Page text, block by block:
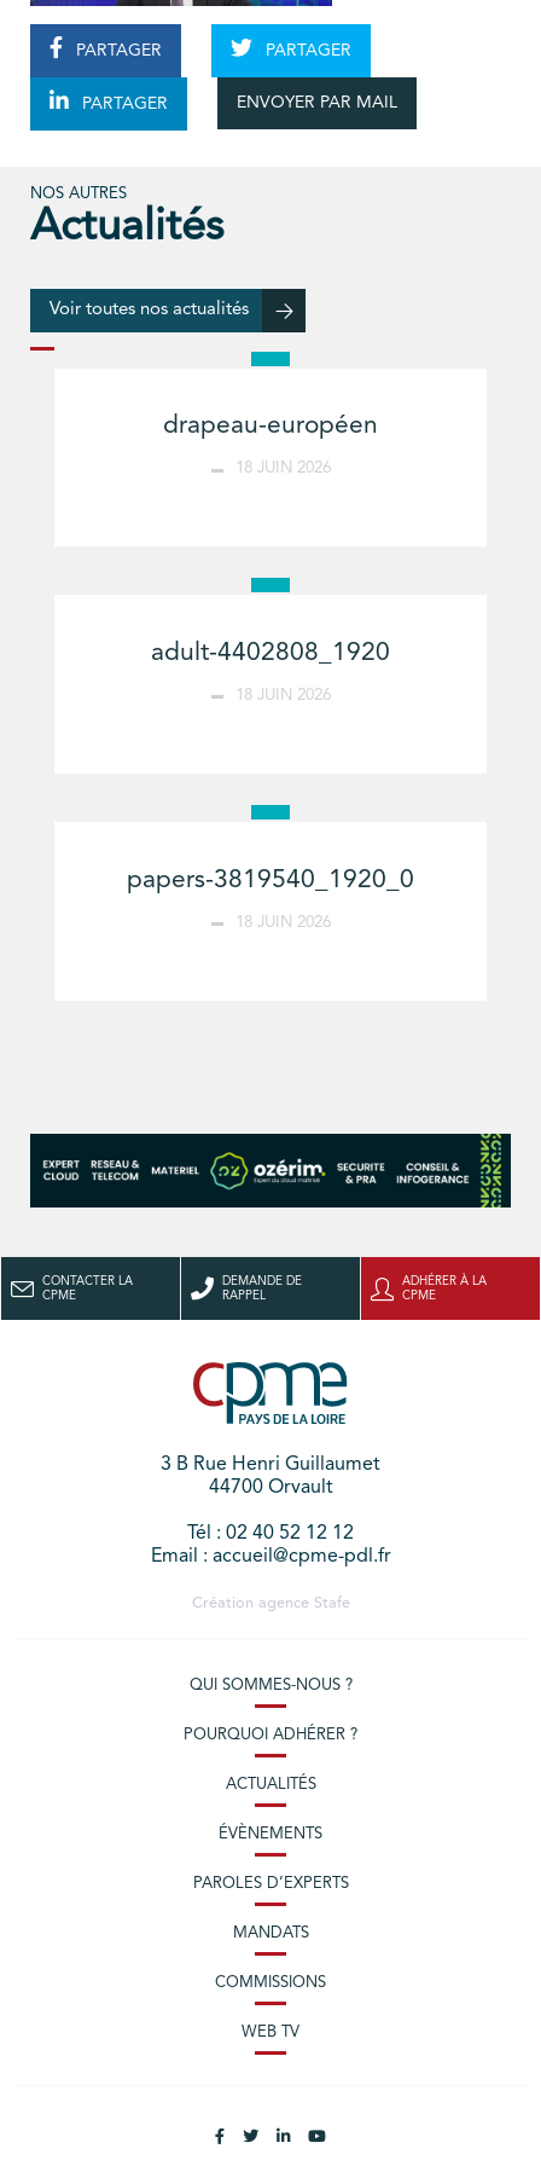
PARTAGER PARTAGER
PARTAGER ENVOYER PAR MAIL
NOS AUTRES
Actualités
Voir toutes nos actualités
drapeau-européen
18 JUIN 2026
adult-4402808_1920
18 JUIN 2026
papers-3819540_1920_0
18 JUIN 2026
CONTACTER LA
CPME
DEMANDE DE
RAPPEL
ADHÉRER À LA
CPME
3 B Rue Henri Guillaumet
44700 Orvault
Tél : 02 40 52 12 12
Email : accueil@cpme-pdl.fr
Création agence Stafe
QUI SOMMES-NOUS ?
POURQUOI ADHÉRER ?
ACTUALITÉS
ÉVÈNEMENTS
PAROLES D’EXPERTS
MANDATS
COMMISSIONS
WEB TV